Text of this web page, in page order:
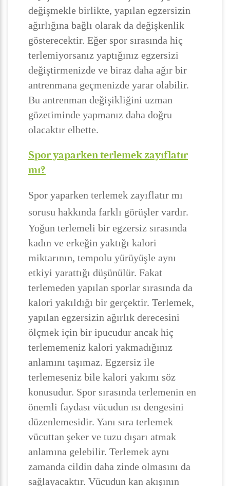
değişmekle birlikte, yapılan egzersizin
ağırlığına bağlı olarak da değişkenlik
gösterecektir. Eğer spor sırasında hiç
terlemiyorsanız yaptığınız egzersizi
değiştirmenizde ve biraz daha ağır bir
antrenmana geçmenizde yarar olabilir.
Bu antrenman değişikliğini uzman
gözetiminde yapmanız daha doğru
olacaktır elbette.
Spor yaparken terlemek zayıflatır
mı?
Spor yaparken terlemek zayıflatır mı
sorusu hakkında farklı görüşler vardır.
Yoğun terlemeli bir egzersiz sırasında
kadın ve erkeğin yaktığı kalori
miktarının, tempolu yürüyüşle aynı
etkiyi yarattığı düşünülür. Fakat
terlemeden yapılan sporlar sırasında da
kalori yakıldığı bir gerçektir. Terlemek,
yapılan egzersizin ağırlık derecesini
ölçmek için bir ipucudur ancak hiç
terlememeniz kalori yakmadığınız
anlamını taşımaz. Egzersiz ile
terlemeseniz bile kalori yakımı söz
konusudur. Spor sırasında terlemenin en
önemli faydası vücudun ısı dengesini
düzenlemesidir. Yanı sıra terlemek
vücuttan şeker ve tuzu dışarı atmak
anlamına gelebilir. Terlemek aynı
zamanda cildin daha zinde olmasını da
sağlayacaktır. Vücudun kan akışının